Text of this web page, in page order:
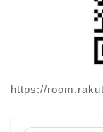
https://